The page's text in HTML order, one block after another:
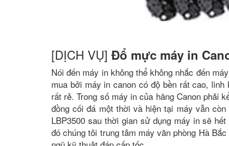
[DỊCH VỤ] Đổ mực máy in
Nói đến máy in không thể không nhắc đến
mua bởi máy in canon có độ bền rất cao,
rất rẻ. Trong số máy in của hãng Canon phải
đồng cối đá một thời và hiện tại máy vẫn
LBP3500 sau thời gian sử dụng máy in sẽ
đó chúng tôi trung tâm máy văn phòng Hà